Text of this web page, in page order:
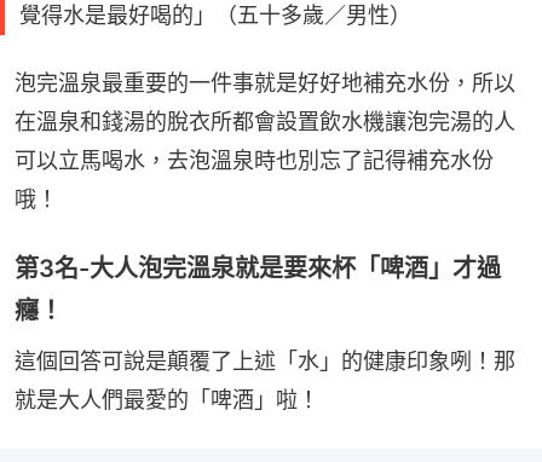
覺得水是最好喝的」（五十多歲／男性）
泡完溫泉最重要的一件事就是好好地補充水份，所以
在溫泉和錢湯的脫衣所都會設置飲水機讓泡完湯的人
可以立馬喝水，去泡溫泉時也別忘了記得補充水份
哦！
第3名-大人泡完溫泉就是要來杯「啤酒」才過
癮！
這個回答可說是顛覆了上述「水」的健康印象咧！那
就是大人們最愛的「啤酒」啦！